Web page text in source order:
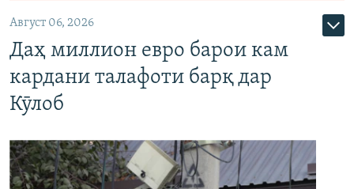
Август 06, 2026
Даҳ миллион евро барои кам
кардани талафоти барқ дар
Кӯлоб